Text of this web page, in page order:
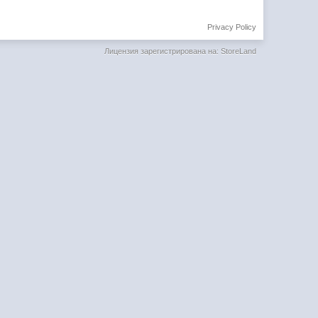
Privacy Policy
Лицензия зарегистрирована на: StoreLand